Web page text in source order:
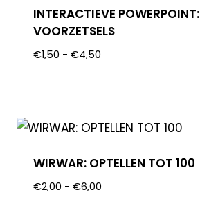
INTERACTIEVE POWERPOINT:
VOORZETSELS
€1,50 - €4,50
WIRWAR: OPTELLEN TOT 100
€2,00 - €6,00